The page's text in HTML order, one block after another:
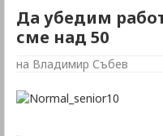
Да убедим
сме над 50
на Владимир Събев